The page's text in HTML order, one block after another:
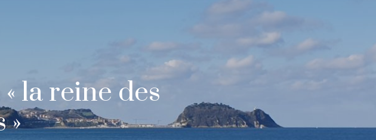
la reine des
»